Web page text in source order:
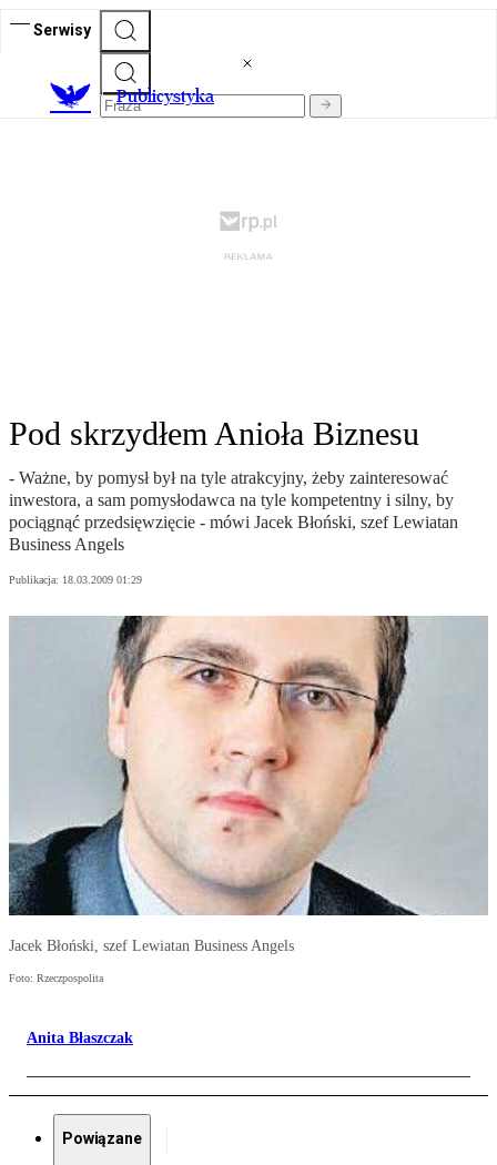
Serwisy
Publicystyka
Pod skrzydłem Anioła Biznesu
- Ważne, by pomysł był na tyle atrakcyjny, żeby zainteresować
inwestora, a sam pomysłodawca na tyle kompetentny i silny, by
pociągnąć przedsięwzięcie - mówi Jacek Błoński, szef Lewiatan
Business Angels
Publikacja: 18.03.2009 01:29
Jacek Błoński, szef Lewiatan Business Angels
Foto: Rzeczpospolita
Anita Błaszczak
Powiązane